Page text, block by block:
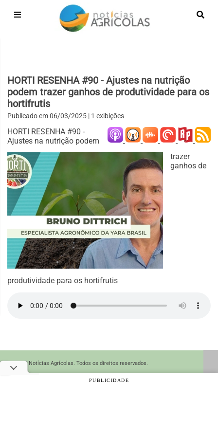
HORTI RESENHA #90 - Ajustes na nutrição
podem trazer ganhos de produtividade para os
hortifrutis
Publicado em06/03/2025 | 1 exibições
HORTI RESENHA #90 -
Ajustes na nutrição podem
trazer
ganhos de
produtividade para os hortifrutis
© 2026 Notícias Agrícolas. Todos os direitos reservados.
PUBLICIDADE